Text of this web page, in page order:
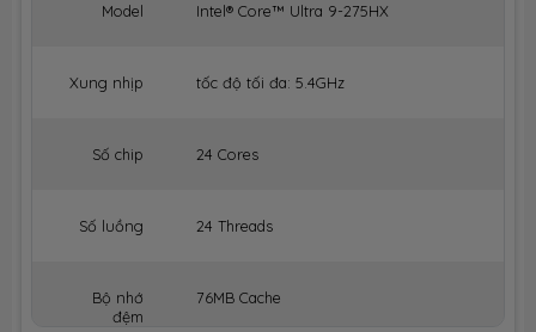
Model Intel® Core™ Ultra 9-275HX
Xung nhịp tốc độ tối đa: 5.4GHz
Số chip 24 Cores
Số luồng 24 Threads
Bộ nhớ
đệm
76MB Cache